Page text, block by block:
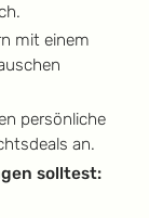
mit einem
persönliche
an.
solltest: